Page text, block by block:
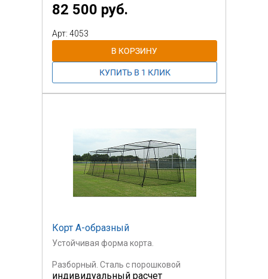
82 500 руб.
Арт: 4053
Корт А-образный
Устойчивая форма корта.
Разборный. Сталь с порошковой
окраской,
индивидуальный расчет